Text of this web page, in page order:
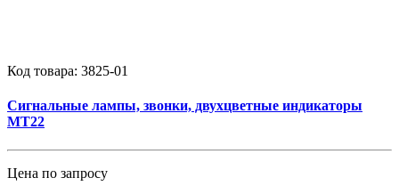
Код товара: 3825-01
Сигнальные лампы, звонки, двухцветные индикаторы
MT22
Цена по запросу